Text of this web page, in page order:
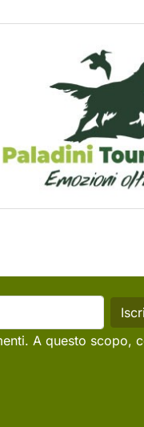
A questo scopo,